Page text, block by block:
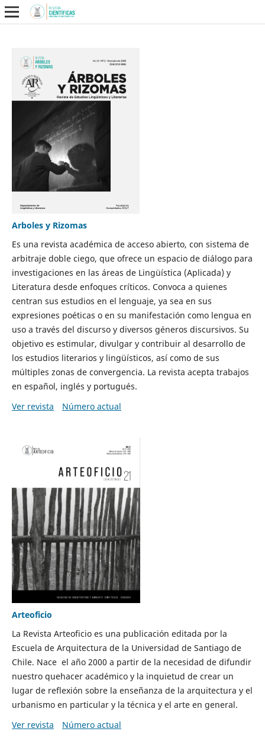
Arboles y Rizomas
Es una revista académica de acceso abierto, con sistema de
arbitraje doble ciego, que ofrece un espacio de diálogo para
investigaciones en las áreas de Lingüística (Aplicada) y
Literatura desde enfoques críticos. Convoca a quienes
centran sus estudios en el lenguaje, ya sea en sus
expresiones poéticas o en su manifestación como lengua en
uso a través del discurso y diversos géneros discursivos. Su
objetivo es estimular, divulgar y contribuir al desarrollo de
los estudios literarios y lingüísticos, así como de sus
múltiples zonas de convergencia. La revista acepta trabajos
en español, inglés y portugués.
Ver revista
Número actual
Arteoficio
La Revista Arteoficio es una publicación editada por la
Escuela de Arquitectura de la Universidad de Santiago de
Chile. Nace el año 2000 a partir de la necesidad de difundir
nuestro quehacer académico y la inquietud de crear un
lugar de reflexión sobre la enseñanza de la arquitectura y el
urbanismo en particular y la técnica y el arte en general.
Ver revista
Número actual